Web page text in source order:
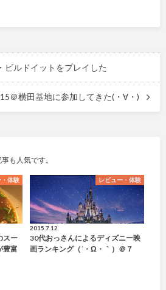
ビルドイットをプレイした
＠横田基地に参加してきた(・∀・)
も人気です。
・体験
スー
豊富
レビュー・体験
2015.7.12
30代おっさんによるディズニー映
画ランキング（´・ω・｀）＠７